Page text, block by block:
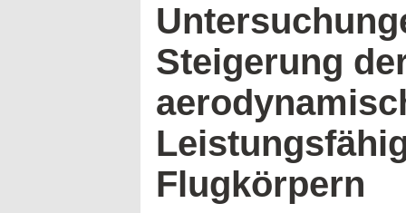
Steigerung
Flugkörpern